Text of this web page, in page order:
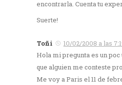
encontrarla. Cuenta tu
Suerte!
Toñi
10/02/2008 a las
Hola mi pregunta es un
que alguien me conteste
Me voy a Paris el 11 de